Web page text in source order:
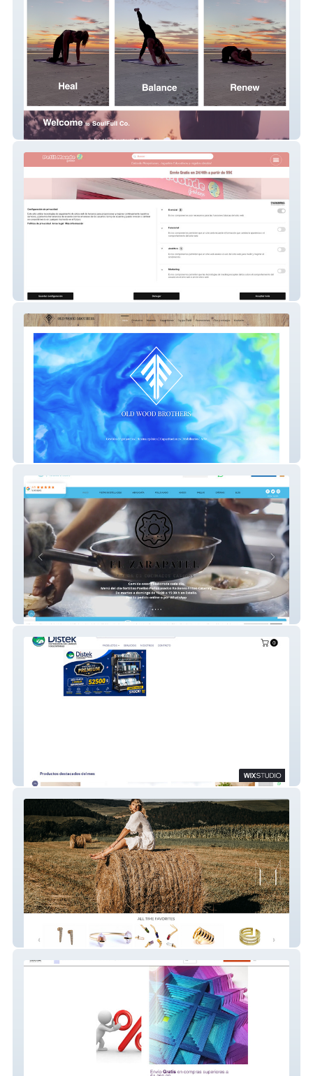
Soulfull
Petit Monde Boheme
Old Wood Brothers
El Zarapatel Catering
distekdistribuidora
https://www.marmanueljewelry.com